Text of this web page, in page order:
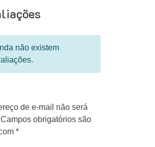
não existem
de e-mail não será
Campos obrigatórios são
*